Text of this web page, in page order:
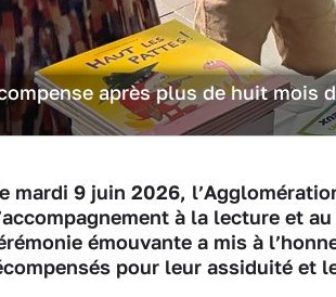
après plus de huit mois
mardi 9 juin 2026,
à la lecture et
émouvante a mis à
pour leur assiduité et